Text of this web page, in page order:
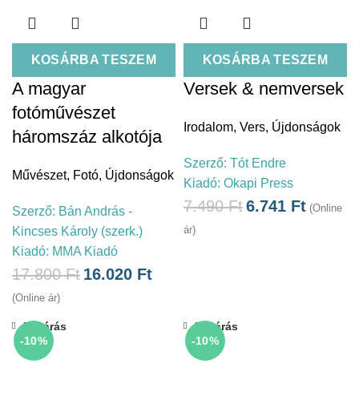
KOSÁRBA TESZEM
A magyar
fotóművészet
háromszáz alkotója
Művészet, Fotó, Újdonságok
Szerző: Bán András -
Kincses Károly (szerk.)
Kiadó: MMA Kiadó
17.800Ft 16.020 Ft
(Online ár)
KOSÁRBA TESZEM
Versek & nemversek
Irodalom, Vers, Újdonságok
Szerző: Tót Endre
Kiadó: Okapi Press
7.490Ft6.741 Ft (Online
ár)
-10%
Bezárás
-10%
Bezárás